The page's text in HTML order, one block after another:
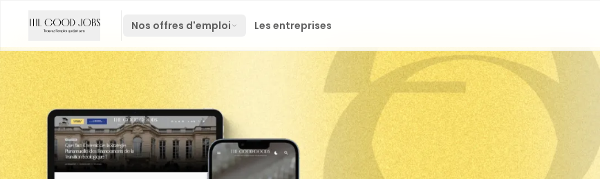
Nos offres d'emploi Les entreprises